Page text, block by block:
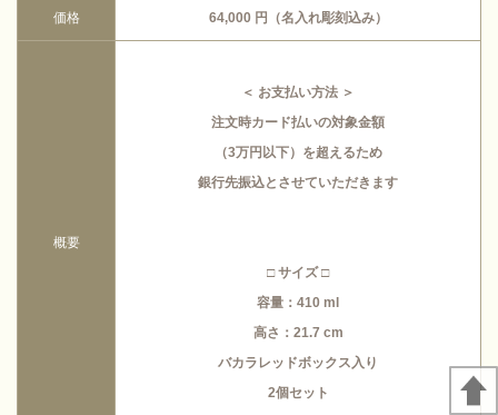
価格 64,000 円（名入れ彫刻込み）
概要
＜ お支払い方法 ＞
注文時カード払いの対象金額
（3万円以下）を超えるため
銀行先振込とさせていただきます
□ サイズ □
容量：410 ml
高さ：21.7 cm
バカラレッドボックス入り
2個セット